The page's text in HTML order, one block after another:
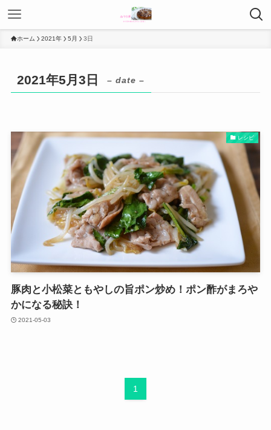
ホーム 2021年 5月 3日
2021年5月3日 – date –
レシピ
豚肉と小松菜ともやしの旨ポン炒め！ポン酢がまろや
かになる秘訣！
2021-05-03
1